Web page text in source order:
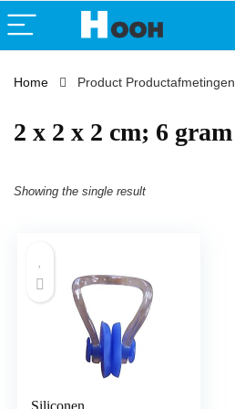
Home Product Productafmetingen
‎2 x 2 x 2 cm; 6 gram
Showing the single result
Siliconen